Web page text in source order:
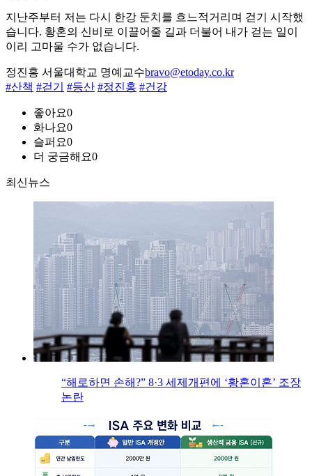
지난주부터 저는 다시 한강 둔치를 흐느적거리며 걷기 시작했
습니다. 황혼의 신비로 이끌어줄 길과 더불어 내가 걷는 일이
이리 고마울 수가 없습니다.
정진홍 서울대학교 명예교수bravo@etoday.co.kr
#산책 #걷기 #등산 #정진홍 #건강
좋아요0
화나요0
슬퍼요0
더 궁금해요0
최신뉴스
“해로하면 손해?” 8·3 세제개편에 ‘황혼이혼’ 조장
논란